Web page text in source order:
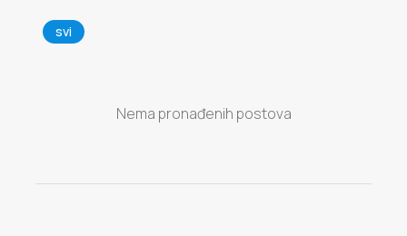
svi
Nema pronađenih postova